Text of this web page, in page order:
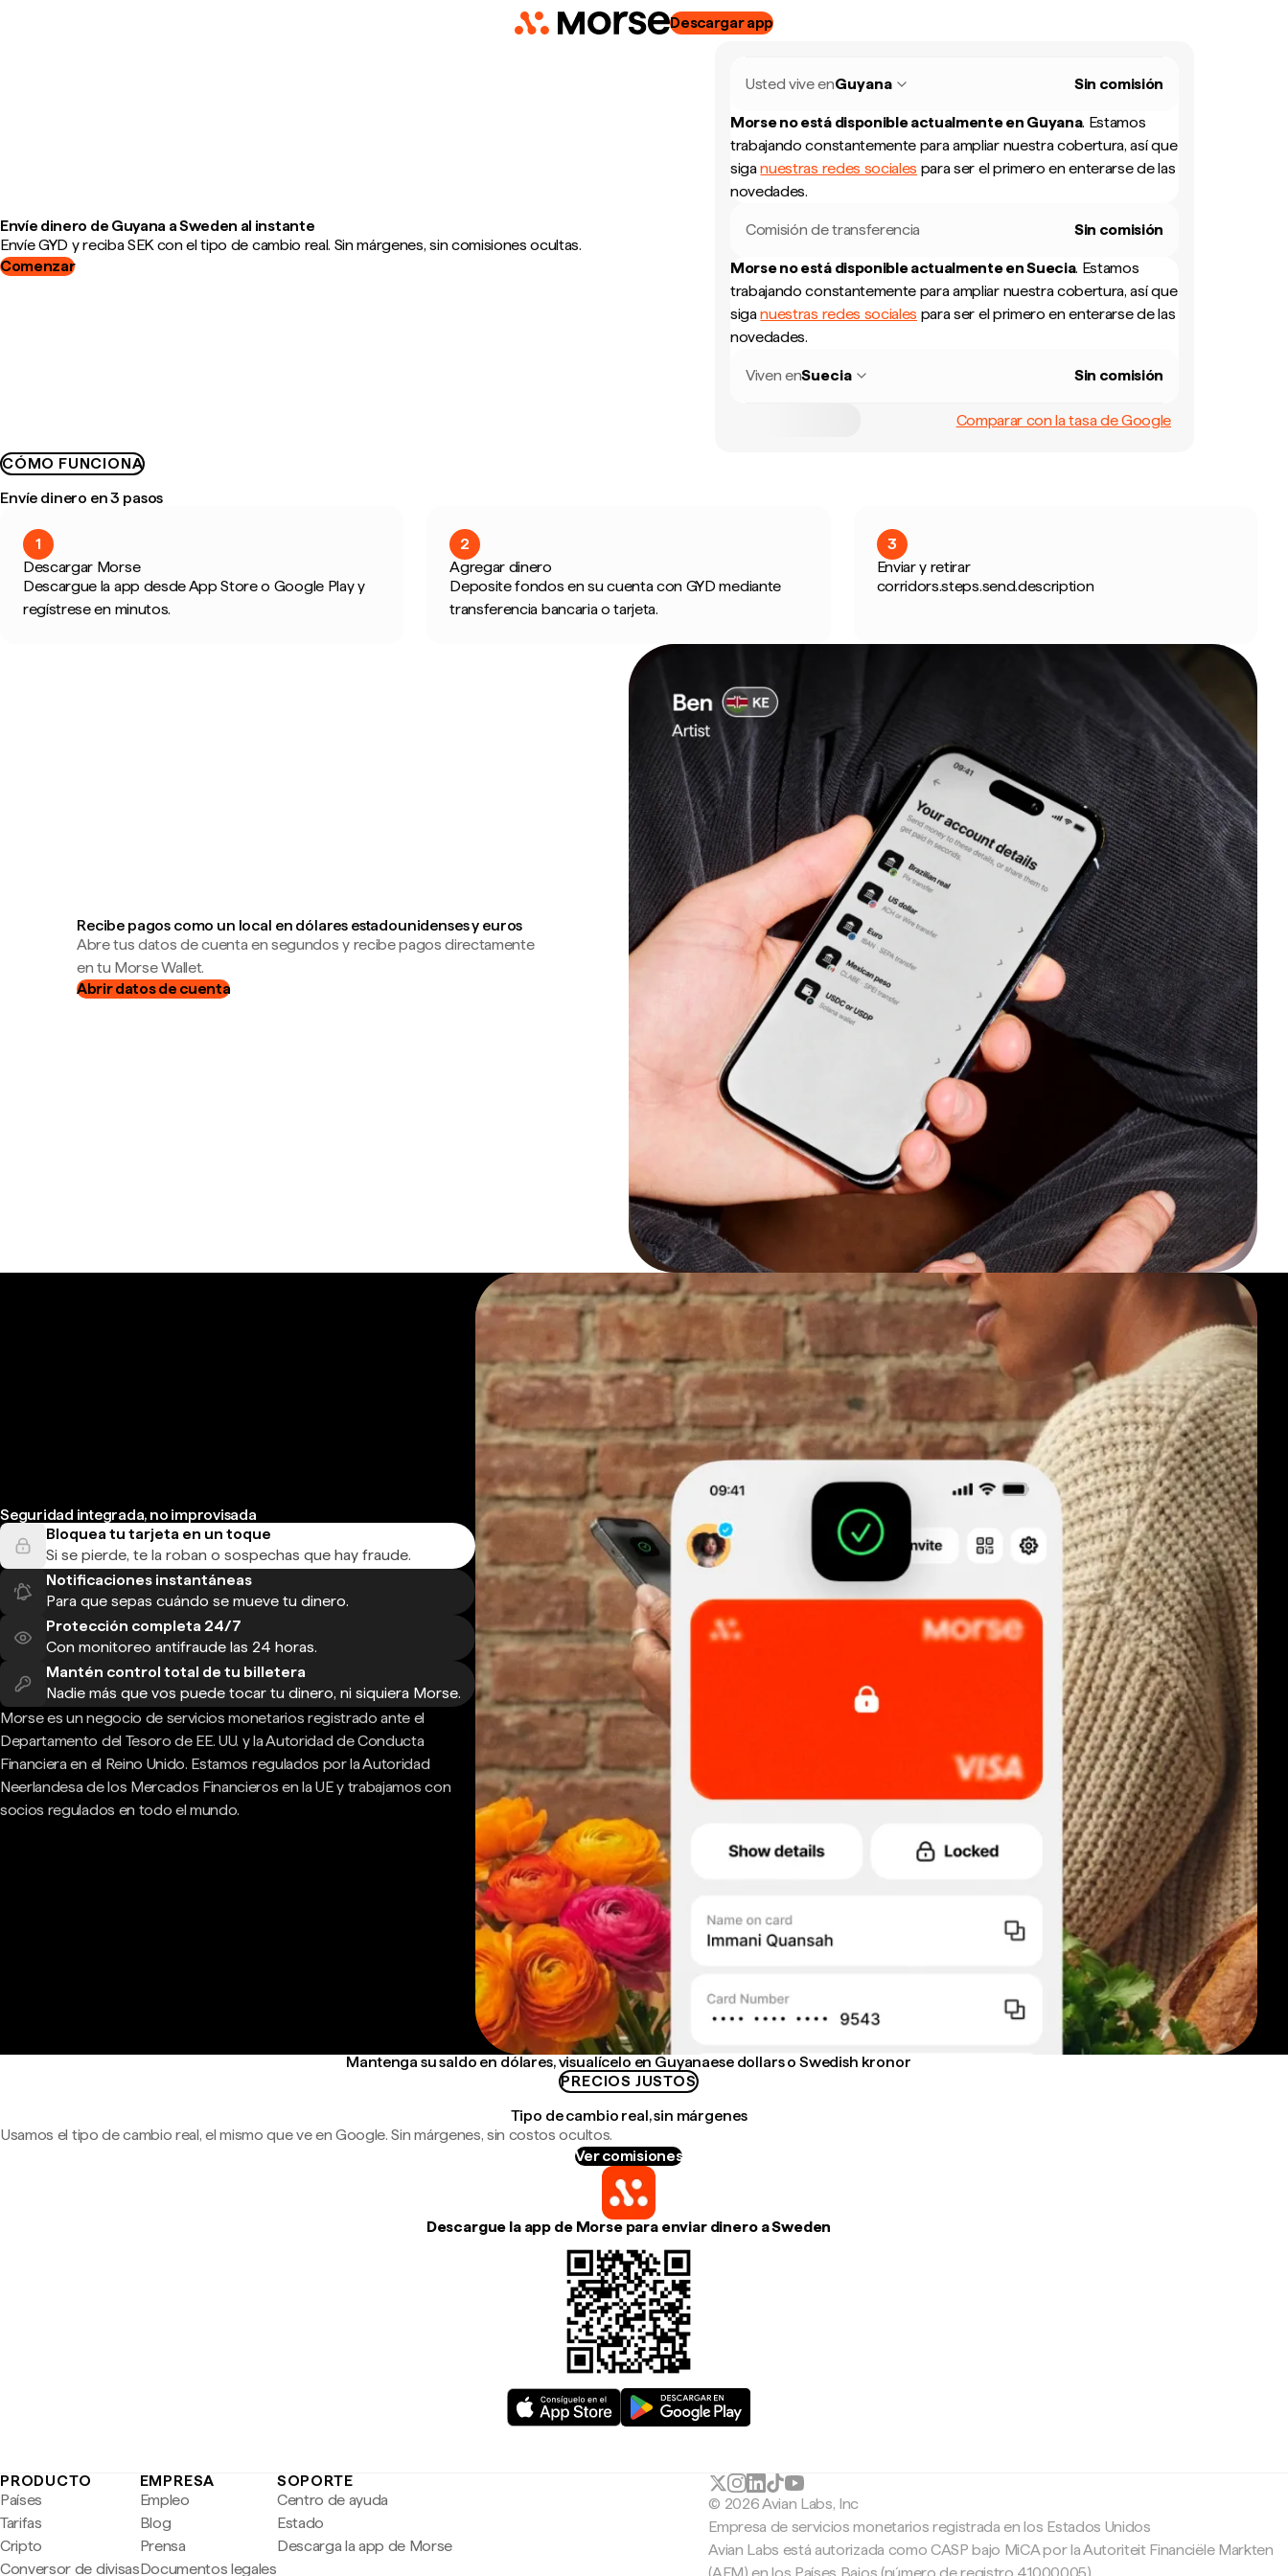
Descargar app
Envíe dinero de Guyana a Sweden al instante
Envíe GYD y reciba SEK con el tipo de cambio real. Sin márgenes, sin comisiones ocultas.
Comenzar
Usted vive enGuyana Sin comisión
Morse no está disponible actualmente en Guyana. Estamos
trabajando constantemente para ampliar nuestra cobertura, así que
siganuestras redes sociales para ser el primero en enterarse de las
novedades.
Comisión de transferencia Sin comisión
Morse no está disponible actualmente enSuecia. Estamos
trabajando constantemente para ampliar nuestra cobertura, así que
siganuestras redes sociales para ser el primero en enterarse de las
novedades.
Viven enSuecia Sin comisión
Comparar con la tasa de Google
CÓMO FUNCIONA
Envíe dinero en 3 pasos
1
Descargar Morse
Descargue la app desde App Store o Google Play y
regístrese en minutos.
2
Agregar dinero
Deposite fondos en su cuenta con GYD mediante
transferencia bancaria o tarjeta.
3
Enviar y retirar
corridors.steps.send.description
Recibe pagos como un local en dólares estadounidenses y euros
Abre tus datos de cuenta en segundos y recibe pagos directamente
en tu Morse Wallet.
Abrir datos de cuenta
Seguridad integrada, no improvisada
Bloquea tu tarjeta en un toque
Si se pierde, te la roban o sospechas que hay fraude.
Notificaciones instantáneas
Para que sepas cuándo se mueve tu dinero.
Protección completa 24/7
Con monitoreo antifraude las 24 horas.
Mantén control total de tu billetera
Nadie más que vos puede tocar tu dinero, ni siquiera Morse.
Morse es un negocio de servicios monetarios registrado ante el
Departamento del Tesoro de EE. UU. y la Autoridad de Conducta
Financiera en el Reino Unido. Estamos regulados por la Autoridad
Neerlandesa de los Mercados Financieros en la UE y trabajamos con
socios regulados en todo el mundo.
Mantenga su saldo en dólares, visualícelo en Guyanaese dollars o Swedish kronor
PRECIOS JUSTOS
Tipo de cambio real, sin márgenes
Usamos el tipo de cambio real, el mismo que ve en Google. Sin márgenes, sin costos ocultos.
Ver comisiones
Descargue la app de Morse para enviar dinero a Sweden
PRODUCTO
Países
Tarifas
Cripto
Conversor de divisas
EMPRESA
Empleo
Blog
Prensa
Documentos legales
SOPORTE
Centro de ayuda
Estado
Descarga la app de Morse
© 2026 Avian Labs, Inc
Empresa de servicios monetarios registrada en los Estados Unidos
Avian Labs está autorizada como CASP bajo MiCA por la Autoriteit Financiële Markten